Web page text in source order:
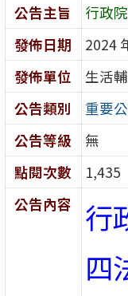
公告主旨
行政
發佈日期
2024
發佈單位
生活
公告類別
重要
公告等級
無
點閱次數
1,435
公告內容
行
四